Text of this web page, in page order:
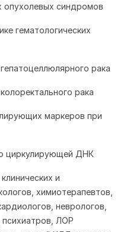
опухолевых синдромов
гематологических
рака
рака
маркеров при
циркулирующей ДНК
клинических и
химиотерапевтов,
неврологов,
ЛОР